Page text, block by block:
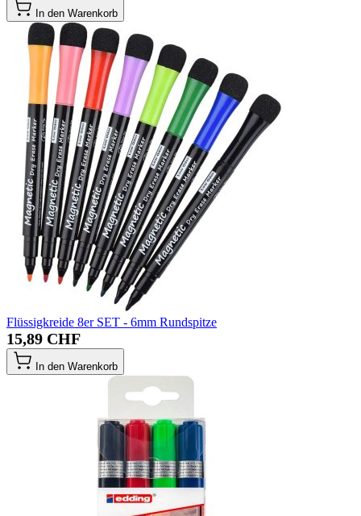
In den Warenkorb
Flüssigkreide 8er SET - 6mm Rundspitze
15,89 CHF
In den Warenkorb